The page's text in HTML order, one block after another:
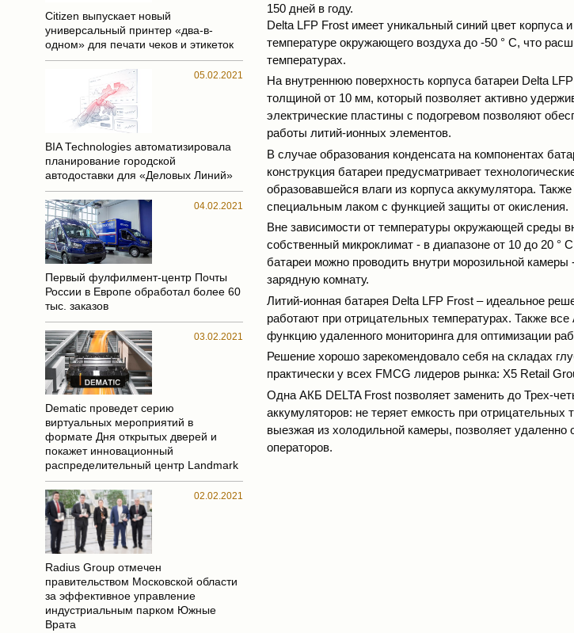
Citizen выпускает новый
универсальный принтер «два-в-
одном» для печати чеков и этикеток
05.02.2021
BIA Technologies автоматизировала
планирование городской
автодоставки для «Деловых Линий»
04.02.2021
Первый фулфилмент-центр Почты
России в Европе обработал более 60
тыс. заказов
03.02.2021
Dematic проведет серию
виртуальных мероприятий в
формате Дня открытых дверей и
покажет инновационный
распределительный центр Landmark
02.02.2021
Radius Group отмечен
правительством Московской области
за эффективное управление
индустриальным парком Южные
Врата
150 дней в году.
Delta LFP Frost имеет уникальный синий цвет корпуса
температуре окружающего воздуха до -50 ° С, что
температурах.
На внутреннюю поверхность корпуса батареи Delta
толщиной от 10 мм, который позволяет активно
электрические пластины с подогревом позволяют
работы литий-ионных элементов.
В случае образования конденсата на компонентах
конструкция батареи предусматривает
образовавшейся влаги из корпуса аккумулятора.
специальным лаком с функцией защиты от окисления.
Вне зависимости от температуры окружающей среды
собственный микроклимат - в диапазоне от 10 до 20 °
батареи можно проводить внутри морозильной камеры
зарядную комнату.
Литий-ионная батарея Delta LFP Frost – идеальное
работают при отрицательных температурах. Также
функцию удаленного мониторинга для оптимизации
Решение хорошо зарекомендовало себя на складах
практически у всех FMCG лидеров рынка: X5 Retail
Одна АКБ DELTA Frost позволяет заменить до Трех-
аккумуляторов: не теряет емкость при отрицательных
выезжая из холодильной камеры, позволяет удаленно
операторов.